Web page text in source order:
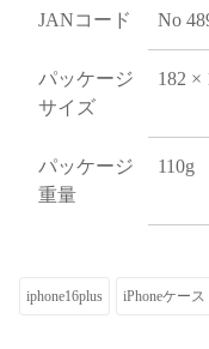
JANコード No
パッケージ
サイズ
182 ×
パッケージ
重量
110g
iphone16plus iPhoneケース